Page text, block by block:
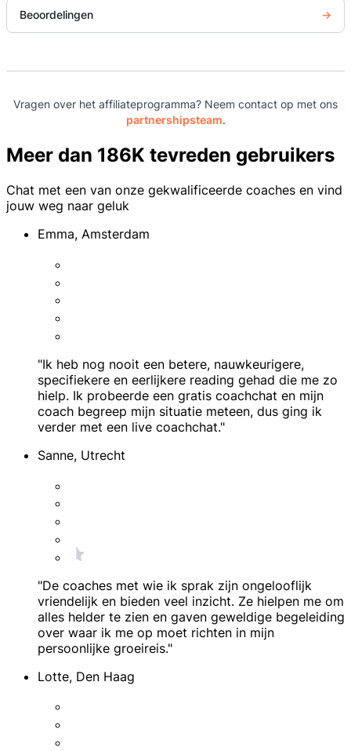
Beoordelingen →
Vragen over het affiliateprogramma? Neem contact op met ons
partnershipsteam.
Meer dan 186K tevreden gebruikers
Chat met een van onze gekwalificeerde coaches en vind
jouw weg naar geluk
Emma, Amsterdam
"Ik heb nog nooit een betere, nauwkeurigere,
specifiekere en eerlijkere reading gehad die me zo
hielp. Ik probeerde een gratis coachchat en mijn
coach begreep mijn situatie meteen, dus ging ik
verder met een live coachchat."
Sanne, Utrecht
"De coaches met wie ik sprak zijn ongelooflijk
vriendelijk en bieden veel inzicht. Ze hielpen me om
alles helder te zien en gaven geweldige begeleiding
over waar ik me op moet richten in mijn
persoonlijke groeireis."
Lotte, Den Haag